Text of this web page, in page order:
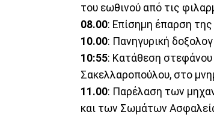
του εωθινού από τις
08.00: Επίσημη έπαρση
10.00: Πανηγυρική
10:55: Κατάθεση
Σακελλαροπούλου, στο
11.00: Παρέλαση των
και των Σωμάτων